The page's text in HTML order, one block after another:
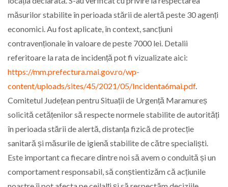
măsurilor stabilite în perioada stării de alertă peste 30 agenți
economici. Au fost aplicate, în context, sancțiuni
contravenționale în valoare de peste 7000 lei. Detalii
referitoare la rata de incidență pot fi vizualizate aici:
https://mm.prefectura.mai.gov.ro/wp-
content/uploads/sites/45/2021/05/Incidenta6mai.pdf.
Comitetul Județean pentru Situații de Urgență Maramureș
solicită cetățenilor să respecte normele stabilite de autorități
în perioada stării de alertă, distanța fizică de protecție
sanitară și măsurile de igienă stabilite de către specialiști.
Este important ca fiecare dintre noi să avem o conduită și un
comportament responsabil, să conștientizăm că acțiunile